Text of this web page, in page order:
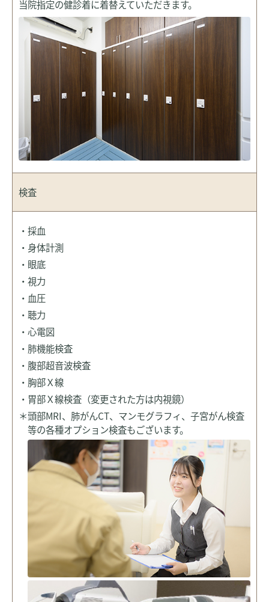
当院指定の健診着に着替えていただきます。
検査
・採血
・身体計測
・眼底
・視力
・血圧
・聴力
・心電図
・肺機能検査
・腹部超音波検査
・胸部Ｘ線
・胃部Ｘ線検査（変更された方は内視鏡）
＊頭部MRI、肺がんCT、マンモグラフィ、子宮がん検査
等の各種オプション検査もございます。